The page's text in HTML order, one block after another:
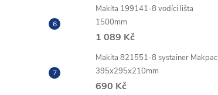
Makita 199141-8 vodící lišta
1500mm
1 089 Kč
Makita 821551-8 systainer Makpac
395x295x210mm
690 Kč